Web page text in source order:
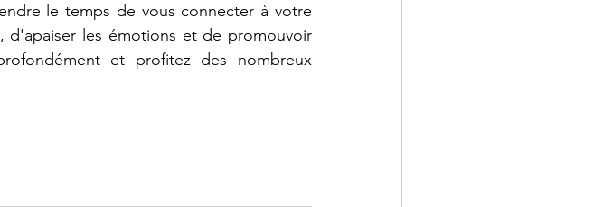
le temps de vous connecter à votre
d'apaiser les émotions et de promouvoir
et profitez des nombreux